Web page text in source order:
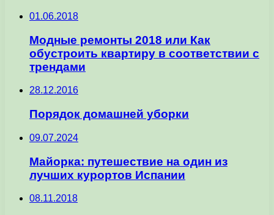
01.06.2018
Модные ремонты 2018 или Как
обустроить квартиру в соответствии с
трендами
28.12.2016
Порядок домашней уборки
09.07.2024
Майорка: путешествие на один из
лучших курортов Испании
08.11.2018